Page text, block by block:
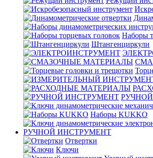
Наборы
Штангенциркули
Наборы KUKKO
РУЧНОЙ ИНСТРУМЕНТ
Отвертки
Ключи